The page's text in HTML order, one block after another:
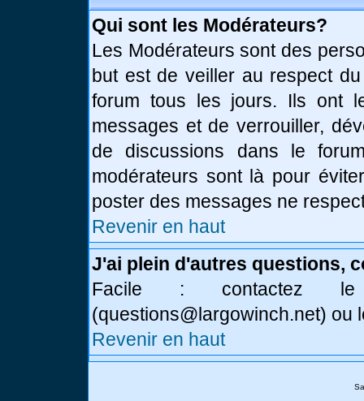
Qui sont les Modérateurs?
Les Modérateurs sont des
but est de veiller au respect
forum tous les jours. Ils ont
messages et de verrouiller,
de discussions dans le
modérateurs sont là pour
poster des messages ne
Revenir en haut
J'ai plein d'autres questions,
Facile : contactez
(questions@largowinch.net) ou
Revenir en haut